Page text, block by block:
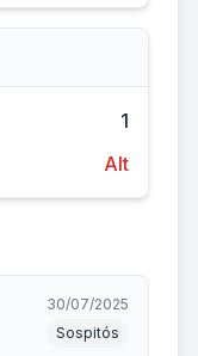
1
Alt
30/07/2025
Sospitós